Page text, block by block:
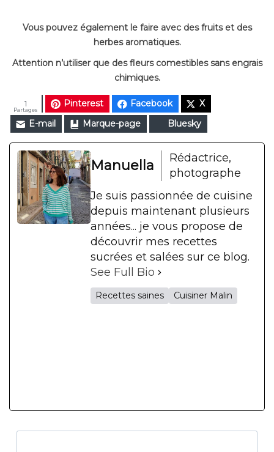
Vous pouvez également le faire avec des fruits et des
herbes aromatiques.
Attention n’utiliser que des fleurs comestibles sans engrais
chimiques.
Pinterest Facebook
X
E-mail
Marque-page Bluesky
Partages
1
Manuella
Rédactrice,
photographe
Je suis passionnée de cuisine
depuis maintenant plusieurs
années... je vous propose de
découvrir mes recettes
sucrées et salées sur ce blog.
See Full Bio
Recettes saines Cuisiner Malin